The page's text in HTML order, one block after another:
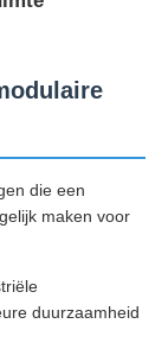
die een
maken voor
duurzaamheid